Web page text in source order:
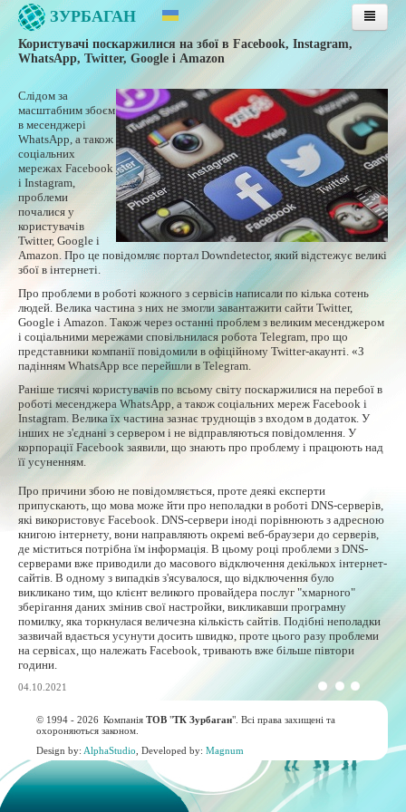
ЗУРБАГАН
Головна
Тарифи
Публічна оферта
Інструкції
Підтримка
Інструкції з оплати послуг
Оплата послуг банківською картою
Особиста сторінка
Контакти
Користувачі поскаржилися на збої в Facebook, Instagram,
WhatsApp, Twitter, Google і Amazon
Слідом за
масштабним збоєм
в месенджері
WhatsApp, а також
соціальних
мережах Facebook
і Instagram,
проблеми
почалися у
користувачів
Twitter, Google і
Amazon. Про це повідомляє портал Downdetector, який відстежує великі
збої в інтернеті.
Про проблеми в роботі кожного з сервісів написали по кілька сотень
людей. Велика частина з них не змогли завантажити сайти Twitter,
Google і Amazon. Також через останні проблем з великим месенджером
і соціальними мережами сповільнилася робота Telegram, про що
представники компанії повідомили в офіційному Twitter-акаунті. «З
падінням WhatsApp все перейшли в Telegram.
Раніше тисячі користувачів по всьому світу поскаржилися на перебої в
роботі месенджера WhatsApp, а також соціальних мереж Facebook і
Instagram. Велика їх частина зазнає труднощів з входом в додаток. У
інших не з'єднані з сервером і не відправляються повідомлення. У
корпорації Facebook заявили, що знають про проблему і працюють над
її усуненням.
Про причини збою не повідомляється, проте деякі експерти
припускають, що мова може йти про неполадки в роботі DNS-серверів,
які використовує Facebook. DNS-сервери іноді порівнюють з адресною
книгою інтернету, вони направляють окремі веб-браузери до серверів,
де міститься потрібна їм інформація. В цьому році проблеми з DNS-
серверами вже приводили до масового відключення декількох інтернет-
сайтів. В одному з випадків з'ясувалося, що відключення було
викликано тим, що клієнт великого провайдера послуг "хмарного"
зберігання даних змінив свої настройки, викликавши програмну
помилку, яка торкнулася величезна кількість сайтів. Подібні неполадки
зазвичай вдається усунути досить швидко, проте цього разу проблеми
на сервісах, що належать Facebook, тривають вже більше півтори
години.
04.10.2021
© 1994 - 2026 КомпаніяТОВ "ТК Зурбаган". Всі права захищені та
охороняються законом.
Design by: AlphaStudio , Developed by:Magnum